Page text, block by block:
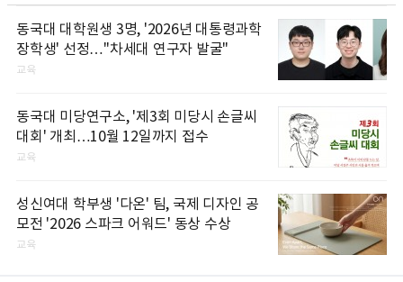
동국대 대학원생 3명, '2026년 대통령과학
장학생' 선정…"차세대 연구자 발굴"
교육
동국대 미당연구소, '제3회 미당시 손글씨
대회' 개최…10월 12일까지 접수
교육
성신여대 학부생 '다온' 팀, 국제 디자인 공
모전 '2026 스파크 어워드' 동상 수상
교육